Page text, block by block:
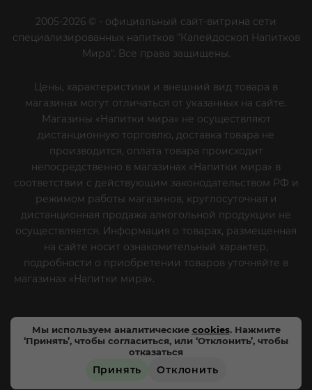
Мы используем аналитические cookies. Нажмите
‘Принять’, чтобы согласиться, или ‘Отклонить’, чтобы
отказаться
Принять Отклонить
2005-2026 © - официальный сайт-витрина сети
специализированных напитков "Калейдоскоп Напитков
Мира". Все права защищены.
Цены, характеристики и внешний вид товара в
магазинах могут отличаться от указанных на сайте.
Магазины «Напитки мира» не осуществляют
дистанционную торговлю, доставка товара не
производится, оплата товара происходит
непосредственно в магазинах «Напитки мира» в
соответствии с действующим законодательством РФ и
режимом работы магазинов, круглосуточная и
дистанционная продажа алкогольной продукции не
осуществляется. Информация о товарах, размещенная
на сайте носит ознакомительный характер,
подробности о приобретении товаров уточняйте в
магазинах «Напитки мира».